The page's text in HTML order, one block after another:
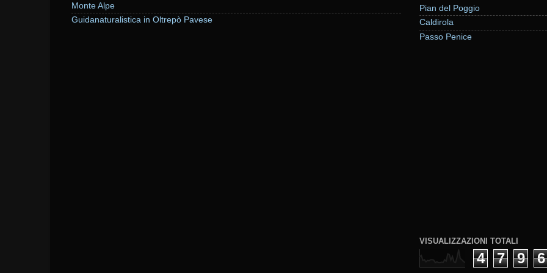
Monte Alpe
Guidanaturalistica in Oltrepò Pavese
Pian del Poggio
Caldirola
Passo Penice
VISUALIZZAZIONI TOTALI
4 7 9 6